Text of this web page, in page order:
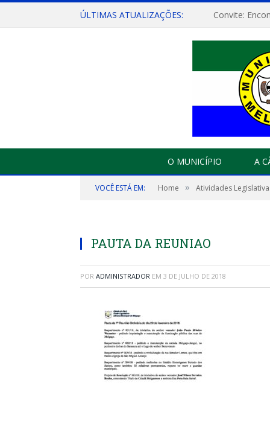
ÚLTIMAS ATUALIZAÇÕES:
O MUNICÍPIO A
VOCÊ ESTÁ EM: Home » Atividades
PAUTA DA REUNIAO
POR ADMINISTRADOR EM 3 DE JULHO DE 2018